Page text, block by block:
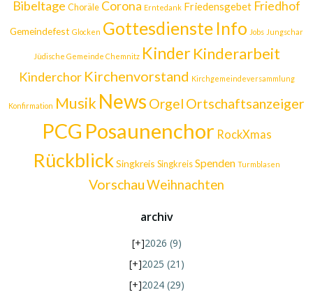
Bibeltage Choräle Corona Erntedank Friedensgebet Friedhof
Gemeindefest Glocken Gottesdienste Info Jobs Jungschar
Jüdische Gemeinde Chemnitz Kinder Kinderarbeit
Kinderchor Kirchenvorstand Kirchgemeindeversammlung
Konfirmation Musik News Orgel Ortschaftsanzeiger
PCG Posaunenchor RockXmas
RückblickSingkreis Singkreis Spenden Turmblasen
VorschauWeihnachten
archiv
[+]2026 (9)
[+]2025 (21)
[+]2024 (29)